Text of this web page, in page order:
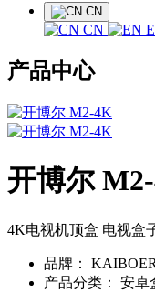
CN
CN
产品中心
开博尔
4K电视机顶盒 电视盒
品牌：
产品分类：
安卓